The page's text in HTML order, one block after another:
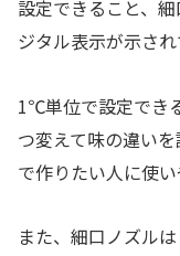
設定できること、
ジタル表示が示され
1℃単位で設定でき
つ変えて味の違い
で作りたい人に使い
また、細口ノズル